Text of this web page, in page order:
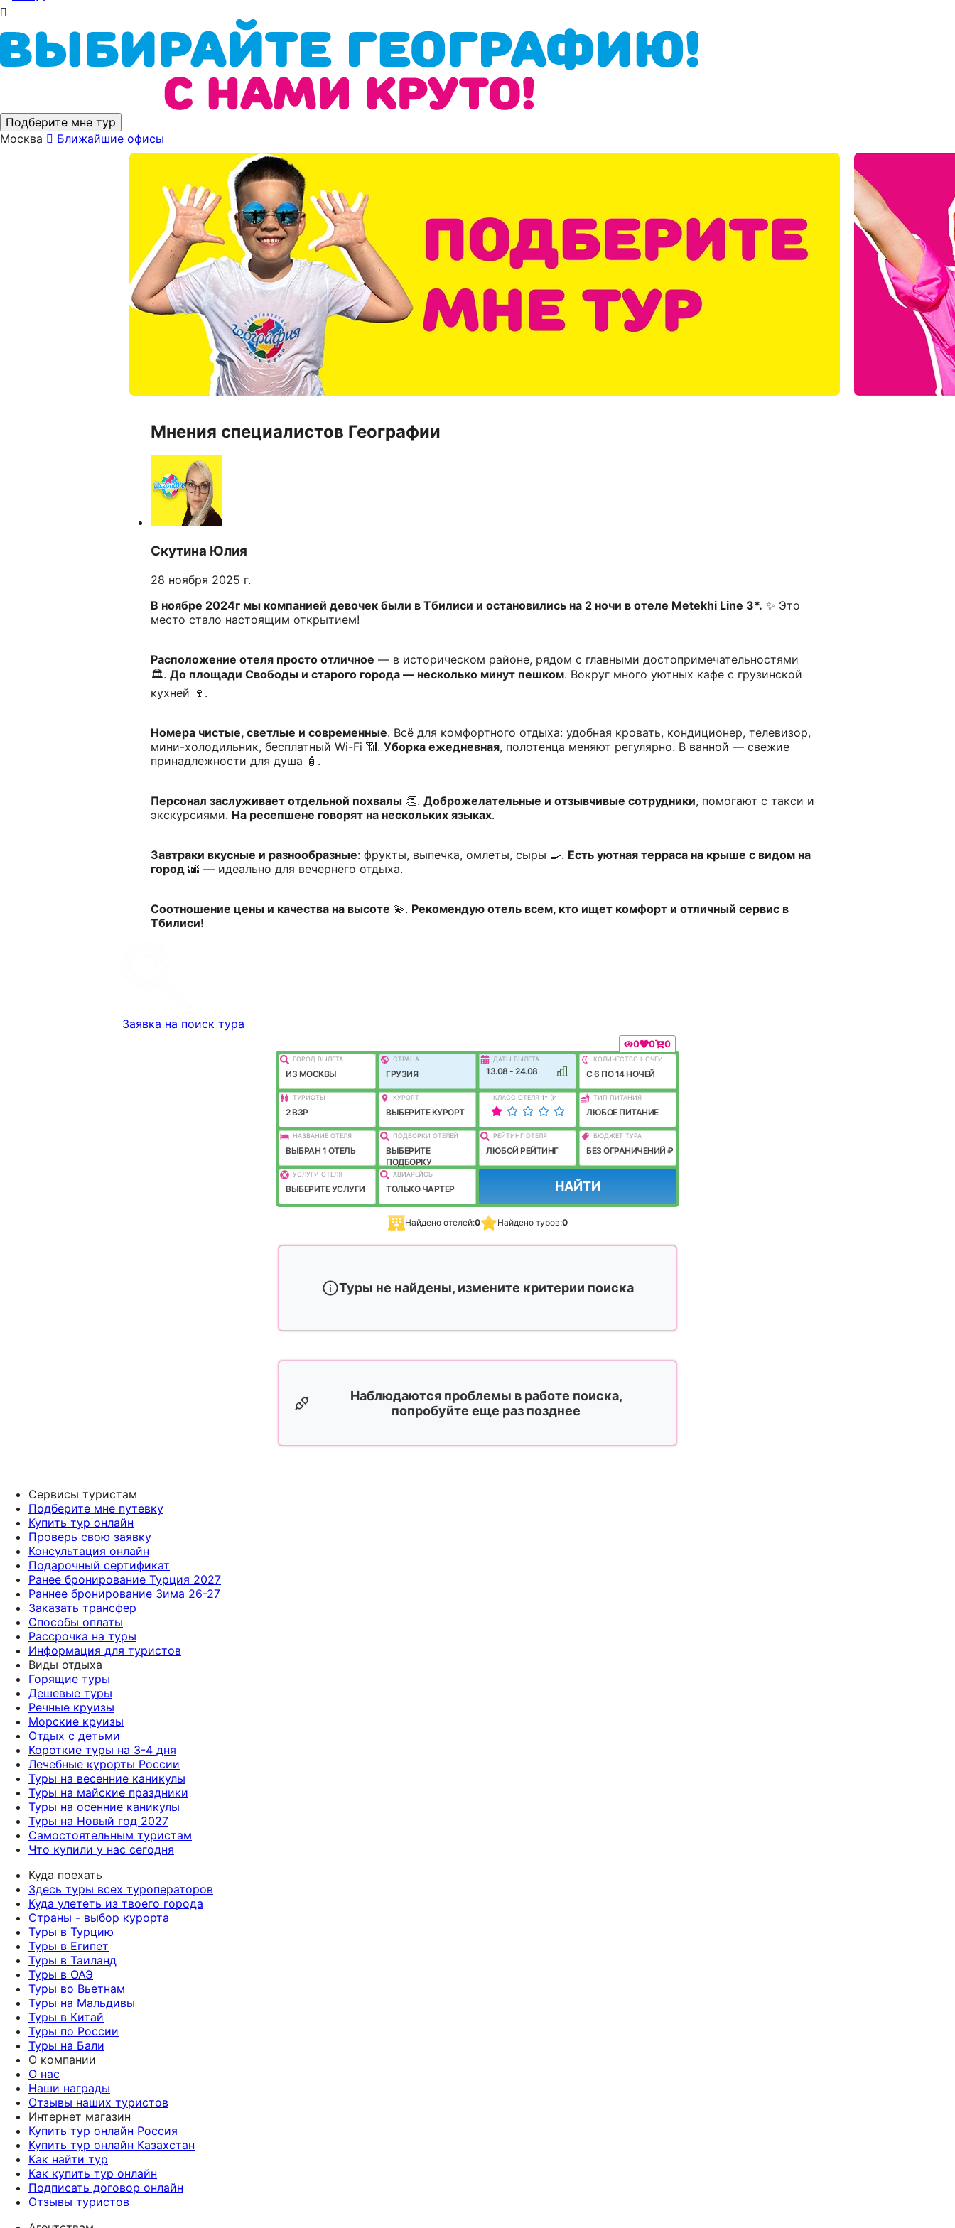
Подберите мне тур
Москва
Ближайшие офисы
Мнения специалистов Географии
Скутина Юлия
28 ноября 2025 г.
В ноябре 2024г мы компанией девочек были в Тбилиси и остановились на 2 ночи в отеле Metekhi Line 3*. ✨ Это
место стало настоящим открытием!
Расположение отеля просто отличное — в историческом районе, рядом с главными достопримечательностями
🏛️. До площади Свободы и старого города — несколько минут пешком. Вокруг много уютных кафе с грузинской
кухней 🍷.
Номера чистые, светлые и современные. Всё для комфортного отдыха: удобная кровать, кондиционер, телевизор,
мини-холодильник, бесплатный Wi-Fi 📶. Уборка ежедневная, полотенца меняют регулярно. В ванной — свежие
принадлежности для душа 🧴.
Персонал заслуживает отдельной похвалы 👏. Доброжелательные и отзывчивые сотрудники, помогают с такси и
экскурсиями. На ресепшене говорят на нескольких языках.
Завтраки вкусные и разнообразные: фрукты, выпечка, омлеты, сыры 🍳. Есть уютная терраса на крыше с видом на
город 🌆 — идеально для вечернего отдыха.
Соотношение цены и качества на высоте 💫. Рекомендую отель всем, кто ищет комфорт и отличный сервис в
Тбилиси!
Заявка на поиск тура
0 0 0
ГОРОД ВЫЛEТА
ИЗ МОСКВЫ
СТРАНА
ГРУЗИЯ
ДАТЫ ВЫЛЕТА
13.08 - 24.08
КОЛИЧЕСТВО НОЧЕЙ
C 6 ПО 14 НОЧЕЙ
ТУРИСТЫ
2 ВЗР
КУРОРТ
ВЫБЕРИТЕ КУРОРТ
КЛАСС ОТЕЛЯ 1* (И
ЛУЧШЕ)
ТИП ПИТАНИЯ
ЛЮБОЕ ПИТАНИЕ
НАЗВАНИЕ ОТЕЛЯ
ВЫБРАН 1 ОТЕЛЬ
ПОДБОРКИ ОТЕЛЕЙ
ВЫБЕРИТЕ
ПОДБОРКУ
РЕЙТИНГ ОТЕЛЯ
ЛЮБОЙ РЕЙТИНГ
БЮДЖЕТ ТУРА
БЕЗ ОГРАНИЧЕНИЙ ₽
УСЛУГИ ОТЕЛЯ
ВЫБЕРИТЕ УСЛУГИ
АВИАРЕЙСЫ
ТОЛЬКО ЧАРТЕР НАЙТИ
Найдено отелей:0 Найдено туров:0
Туры не найдены, измените критерии поиска
Наблюдаются проблемы в работе поиска,
попробуйте еще раз позднее
Сервисы туристам
Подберите мне путевку
Купить тур онлайн
Проверь свою заявку
Консультация онлайн
Подарочный сертификат
Ранее бронирование Турция 2027
Раннее бронирование Зима 26-27
Заказать трансфер
Способы оплаты
Рассрочка на туры
Информация для туристов
Виды отдыха
Горящие туры
Дешевые туры
Речные круизы
Морские круизы
Отдых с детьми
Короткие туры на 3-4 дня
Лечебные курорты России
Туры на весенние каникулы
Туры на майские праздники
Туры на осенние каникулы
Туры на Новый год 2027
Самостоятельным туристам
Что купили у нас сегодня
Куда поехать
Здесь туры всех туроператоров
Куда улететь из твоего города
Страны - выбор курорта
Туры в Турцию
Туры в Египет
Туры в Таиланд
Туры в ОАЭ
Туры во Вьетнам
Туры на Мальдивы
Туры в Китай
Туры по России
Туры на Бали
О компании
О нас
Наши награды
Отзывы наших туристов
Интернет магазин
Купить тур онлайн Россия
Купить тур онлайн Казахстан
Как найти тур
Как купить тур онлайн
Подписать договор онлайн
Отзывы туристов